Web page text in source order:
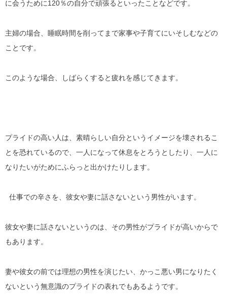
に会うために120％の自分で頑張るといったことなどです。
主婦の場合、睡眠時間を削ってまで家事や子育てにいそしむなどの
ことです。
このような場合、しばらくすると疲れを感じてきます。
プライドの高い人は、素晴らしい自分というイメージを壊されるこ
とを恐れているので、一人になって休息をとろうとしたり、一人に
なりたいがためにふらっと出かけたりします。
仕事での辛さを、彼女や妻に話さないという男性がいます。
彼女や妻に話さないというのは、その男性がプライドが高いからで
もあります。
妻や彼女の前では理想の男性を演じたい、かっこ悪い男になりたく
ないという無意識のプライドの表れでもあるようです。